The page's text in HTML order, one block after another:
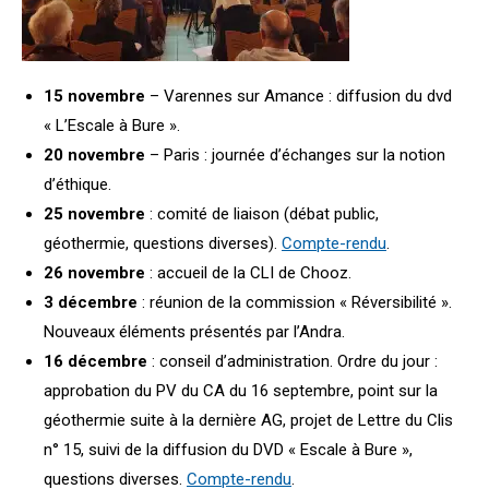
15 novembre – Varennes sur Amance : diffusion du dvd
« L’Escale à Bure ».
20 novembre – Paris : journée d’échanges sur la notion
d’éthique.
25 novembre : comité de liaison (débat public,
géothermie, questions diverses). Compte-rendu.
26 novembre : accueil de la CLI de Chooz.
3 décembre : réunion de la commission « Réversibilité ».
Nouveaux éléments présentés par l’Andra.
16 décembre : conseil d’administration. Ordre du jour :
approbation du PV du CA du 16 septembre, point sur la
géothermie suite à la dernière AG, projet de Lettre du Clis
n° 15, suivi de la diffusion du DVD « Escale à Bure »,
questions diverses. Compte-rendu.